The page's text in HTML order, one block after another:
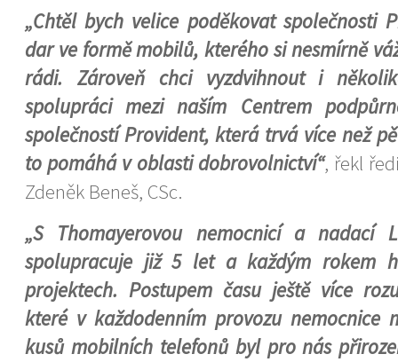
„Chtěl bych velice poděkovat společnosti
dar ve formě mobilů, kterého si nesmírně
rádi. Zároveň chci vyzdvihnout i
spolupráci mezi naším Centrem
společností Provident, která trvá více než
to pomáhá v oblasti dobrovolnictví“, řekl
Zdeněk Beneš, CSc.
„S Thomayerovou nemocnicí a nadací
spolupracuje již 5 let a každým rokem
projektech. Postupem času ještě více
které v každodenním provozu nemocnice
kusů mobilních telefonů byl pro nás